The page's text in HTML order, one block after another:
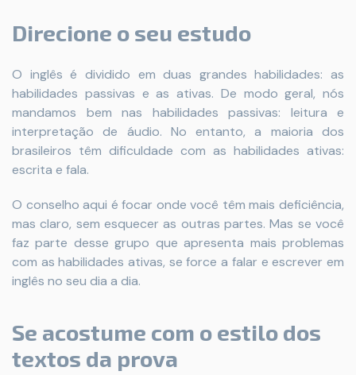
Direcione o seu estudo
O inglês é dividido em duas grandes habilidades: as
habilidades passivas e as ativas. De modo geral, nós
mandamos bem nas habilidades passivas: leitura e
interpretação de áudio. No entanto, a maioria dos
brasileiros têm dificuldade com as habilidades ativas:
escrita e fala.
O conselho aqui é focar onde você têm mais deficiência,
mas claro, sem esquecer as outras partes. Mas se você
faz parte desse grupo que apresenta mais problemas
com as habilidades ativas, se force a falar e escrever em
inglês no seu dia a dia.
Se acostume com o estilo dos
textos da prova